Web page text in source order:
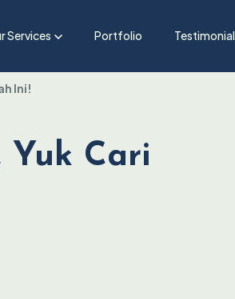
Services Portfolio Testimonial
Ini!
Yuk Cari